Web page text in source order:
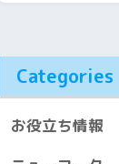
Categories
お役立ち情報